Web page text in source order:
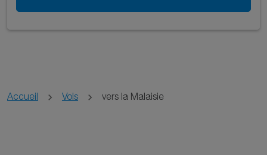
Accueil Vols vers la Malaisie